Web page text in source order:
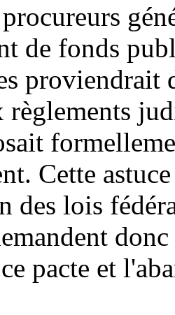
de fonds
proviendrait
règlements
Cette
des lois
pacte et